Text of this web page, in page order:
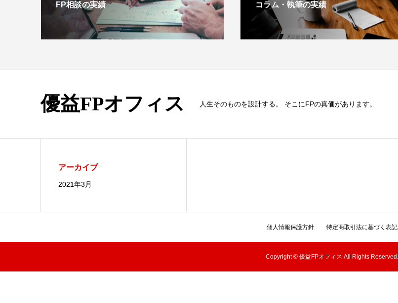
FP相談の実績 コラム・執筆の実績
優益FPオフィス 人生そのものを設計する。 そこにFPの真価があります。
アーカイブ
2021年3月
個人情報保護方針 特定商取引法に基づく表記
Copyright © 優益FPオフィス All Rights Reserved.